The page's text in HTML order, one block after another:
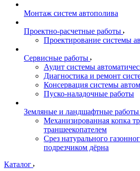
Монтаж систем автополива
Проектно-расчетные работы
Проектирование системы
Сервисные работы
Аудит системы
Диагностика и ремонт
Консервация системы
Пуско-наладочные работы
Земляные и ландшафтные работы
Механизированная копка
траншеекопателем
Срез натурального
подрезчиком дёрна
Каталог